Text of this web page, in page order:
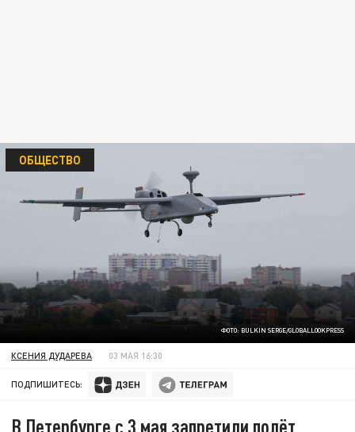
ФОТО: BULKIN SERGE/GLOBALLOOKPRESS
ОБЩЕСТВО
КСЕНИЯ ДУДАРЕВА 03 МАЯ 16:30
ПОДПИШИТЕСЬ:
В Петербурге с 3 мая запретили полёт